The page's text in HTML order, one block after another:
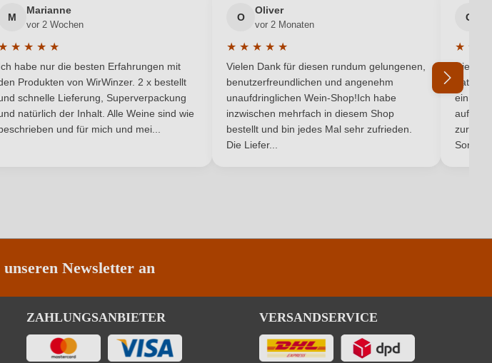
Land Deutschland
Qualität Qualitätswein
Region Sachsen
Säuregehalt in g/L 5,6 g/L
Ja
Ich habe mein Passwort vergessen
M
Marianne
vor 2 Wochen
★ ★ ★ ★
Bewertung von 5 von 5 Sternen
habe nur die besten Erfahrungen mit
Produkten von WirWinzer. 2 x bestellt
schnelle Lieferung, Superverpackung
natürlich der Inhalt. Alle Weine sind wie
und für mich und mei...
O
Oliver
vor 2 Monaten
★ ★ ★ ★ ★
Durchschnittliche Bewertung von 5 von 5 Sternen
Vielen Dank für diesen rundum gelungenen,
benutzerfreundlichen und angenehm
unaufdringlichen Wein-Shop!Ich habe
inzwischen mehrfach in diesem Shop
bestellt und bin jedes Mal sehr zufrieden.
Die Liefer...
G
★ ★
Die
hat
einmal
auf
zurück
Son...
Newsletter an
ZAHLUNGSANBIETER VERSANDSERVICE